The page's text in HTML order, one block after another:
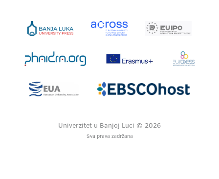
Univerzitet u Banjoj Luci © 2026
Sva prava zadržana